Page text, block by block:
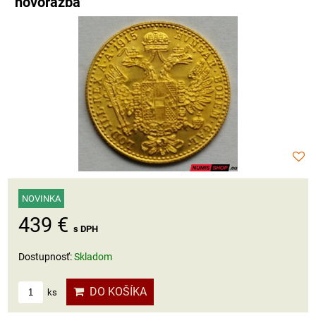
NOVINKA
439 € s DPH
Dostupnosť:Skladom
ks DO KOŠÍKA